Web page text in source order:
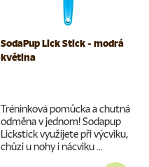
SodaPup Lick Stick - modrá
květina
Tréninková pomůcka a chutná
odměna v jednom! Sodapup
Lickstick využijete při výcviku,
chůzi u nohy i nácviku ...